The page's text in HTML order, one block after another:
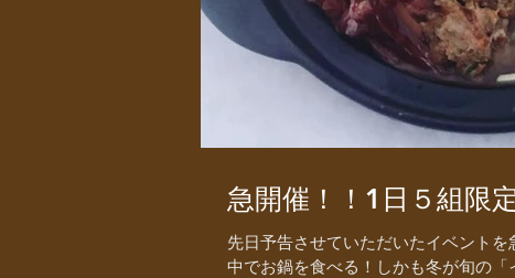
急開催！！1日５組限
先日予告させていただいたイベントを
中でお鍋を食べる！しかも冬が旬の「